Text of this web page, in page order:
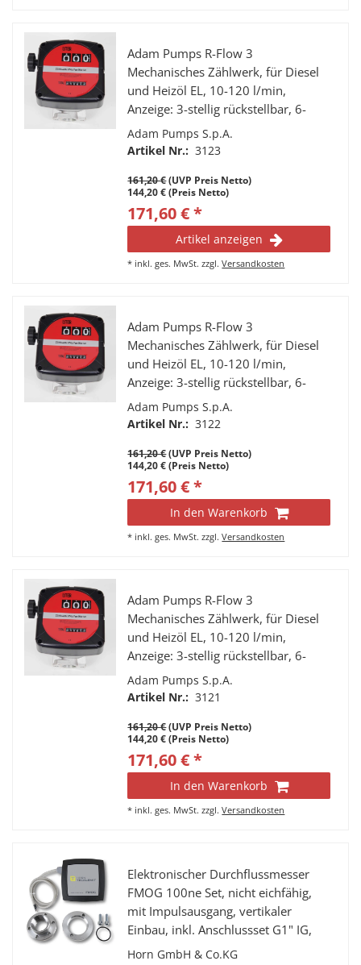
Adam Pumps R-Flow 3
Mechanisches Zählwerk, für Diesel
und Heizöl EL, 10-120 l/min,
Anzeige: 3-stellig rückstellbar, 6-
stelliger Summenzähler, Anschlüsse:
1” IG, nicht eichfähig.
Adam Pumps S.p.A.
Artikel Nr.: 3123
161,20 €(UVP Preis Netto)
144,20 € (Preis Netto)
171,60 € *
Artikel anzeigen
* inkl. ges. MwSt. zzgl.Versandkosten
Adam Pumps R-Flow 3
Mechanisches Zählwerk, für Diesel
und Heizöl EL, 10-120 l/min,
Anzeige: 3-stellig rückstellbar, 6-
stelliger Summenzähler, Anschlüsse:
1” IG, nicht eichfähig.
Adam Pumps S.p.A.
Artikel Nr.: 3122
161,20 €(UVP Preis Netto)
144,20 € (Preis Netto)
171,60 € *
In den Warenkorb
* inkl. ges. MwSt. zzgl.Versandkosten
Adam Pumps R-Flow 3
Mechanisches Zählwerk, für Diesel
und Heizöl EL, 10-120 l/min,
Anzeige: 3-stellig rückstellbar, 6-
stelliger Summenzähler, Anschlüsse:
1” IG, nicht eichfähig.
Adam Pumps S.p.A.
Artikel Nr.: 3121
161,20 €(UVP Preis Netto)
144,20 € (Preis Netto)
171,60 € *
In den Warenkorb
* inkl. ges. MwSt. zzgl.Versandkosten
Elektronischer Durchflussmesser
FMOG 100ne Set, nicht eichfähig,
mit Impulsausgang, vertikaler
Einbau, inkl. Anschlussset G1" IG,
drehbar. Für Diesel, Heizöl,
Horn GmbH & Co.KG